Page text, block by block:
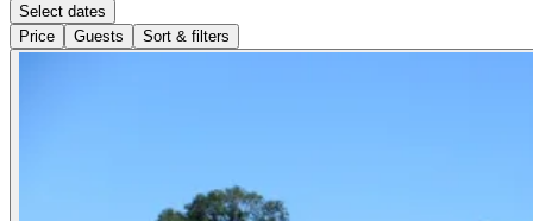
Select dates
Price
Guests Sort & filters